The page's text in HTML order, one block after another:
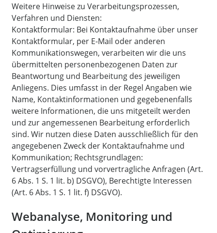
Weitere Hinweise zu Verarbeitungsprozessen,
Verfahren und Diensten:
Kontaktformular: Bei Kontaktaufnahme über unser
Kontaktformular, per E-Mail oder anderen
Kommunikationswegen, verarbeiten wir die uns
übermittelten personenbezogenen Daten zur
Beantwortung und Bearbeitung des jeweiligen
Anliegens. Dies umfasst in der Regel Angaben wie
Name, Kontaktinformationen und gegebenenfalls
weitere Informationen, die uns mitgeteilt werden
und zur angemessenen Bearbeitung erforderlich
sind. Wir nutzen diese Daten ausschließlich für den
angegebenen Zweck der Kontaktaufnahme und
Kommunikation; Rechtsgrundlagen:
Vertragserfüllung und vorvertragliche Anfragen (Art.
6 Abs. 1 S. 1 lit. b) DSGVO), Berechtigte Interessen
(Art. 6 Abs. 1 S. 1 lit. f) DSGVO).
Webanalyse, Monitoring und